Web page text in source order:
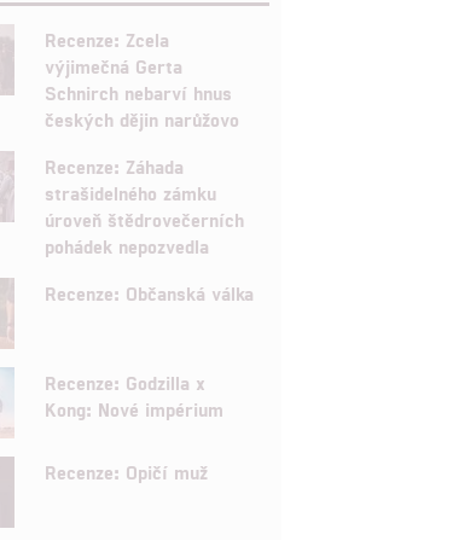
Recenze: Zcela
výjimečná Gerta
Schnirch nebarví hnus
českých dějin narůžovo
Recenze: Záhada
strašidelného zámku
úroveň štědrovečerních
pohádek nepozvedla
Recenze: Občanská válka
Recenze: Godzilla x
Kong: Nové impérium
Recenze: Opičí muž